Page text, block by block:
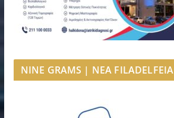
NINE GRAMS | NEA FILADELFEIA